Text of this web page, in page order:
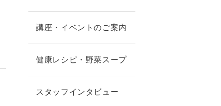
講座・イベントのご案内
健康レシピ・野菜スープ
スタッフインタビュー